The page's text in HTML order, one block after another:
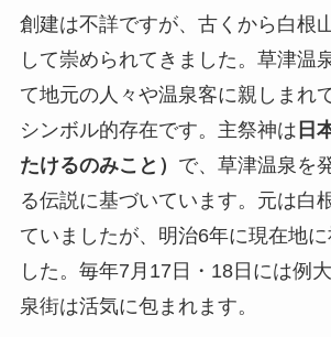
創建は不詳ですが、古くから白根
して崇められてきました。草津温
て地元の人々や温泉客に親しまれ
シンボル的存在です。主祭神は 日
たけるのみこと） で、草津温泉を
る伝説に基づいています。元は白
ていましたが、明治6年に現在地
した。毎年7月17日・18日には例
泉街は活気に包まれます。